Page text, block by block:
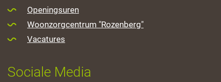
Openingsuren
Woonzorgcentrum "Rozenberg"
Vacatures
Sociale Media